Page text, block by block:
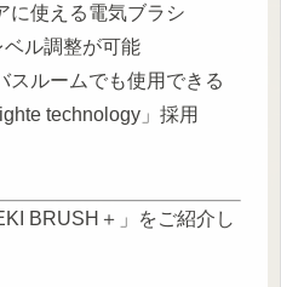
に使える電気ブラシ
ベル調整が可能
スルームでも使用できる
technology」採用
BRUSH＋」をご紹介し